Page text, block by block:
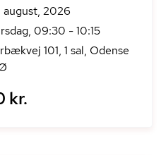
august, 2026
09:30 - 10:15
101, 1 sal, Odense
kr.